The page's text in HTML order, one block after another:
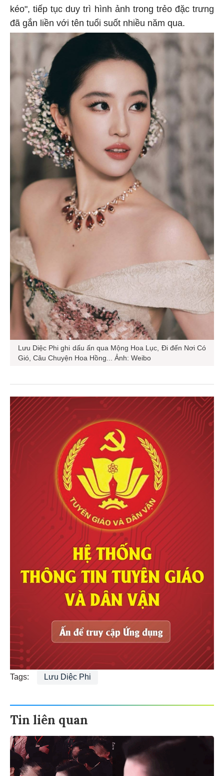
kéo", tiếp tục duy trì hình ảnh trong trẻo đặc trưng
đã gắn liền với tên tuổi suốt nhiều năm qua.
Lưu Diệc Phi ghi dấu ấn qua Mộng Hoa Lục, Đi đến Nơi Có
Gió, Câu Chuyện Hoa Hồng... Ảnh: Weibo
Tags: Lưu Diệc Phi
Tin liên quan